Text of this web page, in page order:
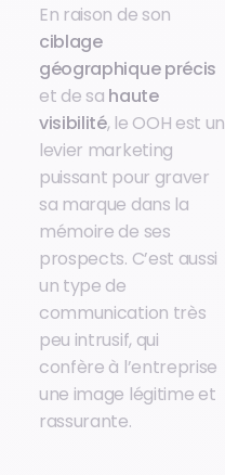
En raison de son
ciblage
géographique précis
et de sa haute
visibilité, le OOH est un
levier marketing
puissant pour graver
sa marque dans la
mémoire de ses
prospects. C’est aussi
un type de
communication très
peu intrusif, qui
confère à l’entreprise
une image légitime et
rassurante.